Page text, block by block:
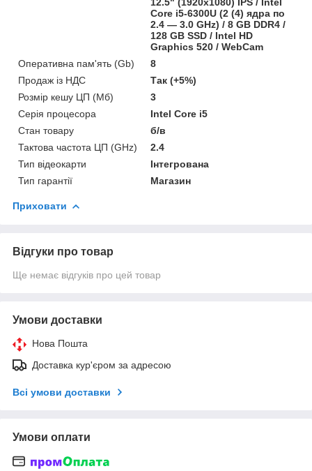
Core i5-6300U (2 (4) ядра по
2.4 — 3.0 GHz) / 8 GB DDR4 /
128 GB SSD / Intel HD
Graphics 520 / WebCam
Оперативна пам'ять (Gb)
8
Продаж із НДС
Так (+5%)
Розмір кешу ЦП (Мб)
3
Серія процесора
Intel Core i5
Стан товару
б/в
Тактова частота ЦП (GHz)
2.4
Тип відеокарти
Інтегрована
Тип гарантії
Магазин
Приховати
Відгуки про товар
Ще немає відгуків про цей товар
Умови доставки
Нова Пошта
Доставка кур'єром за адресою
Всі умови доставки
Умови оплати